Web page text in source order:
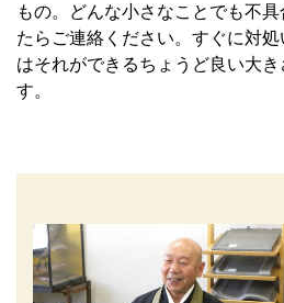
もの。どんな小さなことでも不
たらご連絡ください。すぐに対
はそれができるちょうど良い大
す。